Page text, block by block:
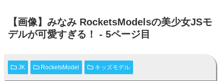
【画像】みなみ RocketsModelsの美少女JSモ
デルが可愛すぎる！ - 5ページ目
JK RocketsModel キッズモデル